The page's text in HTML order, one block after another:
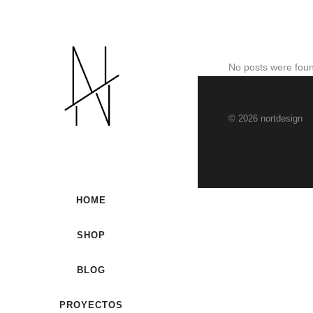
HOME
SHOP
BLOG
PROYECTOS
No posts were
© 2026 nortdesign